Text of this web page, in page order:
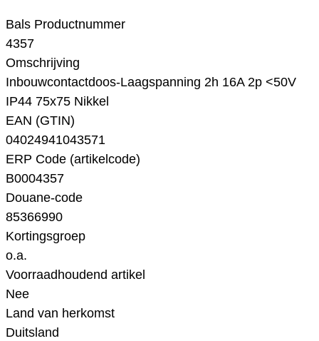
Bals Productnummer
4357
Omschrijving
Inbouwcontactdoos-Laagspanning 2h 16A 2p <50V
IP44 75x75 Nikkel
EAN (GTIN)
04024941043571
ERP Code (artikelcode)
B0004357
Douane-code
85366990
Kortingsgroep
o.a.
Voorraadhoudend artikel
Nee
Land van herkomst
Duitsland